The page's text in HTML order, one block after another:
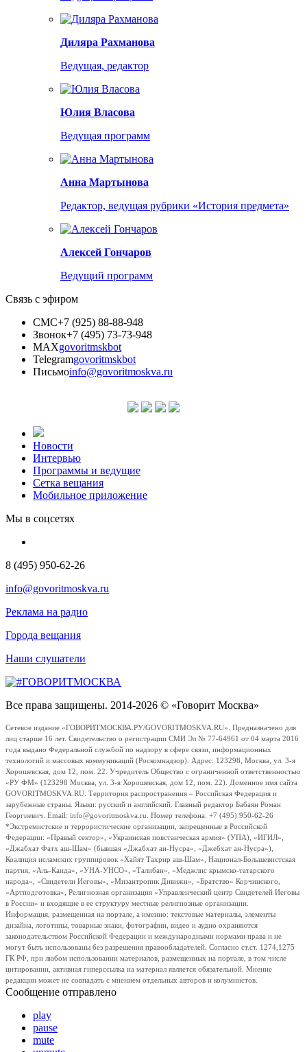
Диляра Рахманова
Ведущая, редактор
Юлия Власова
Ведущая программ
Анна Мартынова
Редактор, ведущая рубрики «История предмета»
Алексей Гончаров
Ведущий программ
Связь с эфиром
СМС+7 (925) 88-88-948
Звонок+7 (495) 73-73-948
MAXgovoritmskbot
Telegramgovoritmskbot
Письмоinfo@govoritmoskva.ru
Новости
Интервью
Программы и ведущие
Сетка вещания
Мобильное приложение
Мы в соцсетях
8 (495) 950-62-26
info@govoritmoskva.ru
Реклама на радио
Города вещания
Наши слушатели
Все права защищены. 2014-2026 © «Говорит Москва»
Сетевое издание «ГОВОРИТМОСКВА.РУ/GOVORITMOSKVA.RU». Предназначено для
лиц старше 16 лет. Свидетельство о регистрации СМИ Эл № 77-64961 от 04 марта 2016
года выдано Федеральной службой по надзору в сфере связи, информационных
технологий и массовых коммуникаций (Роскомнадзор). Адрес: 123298, Москва, ул. 3-я
Хорошевская, дом 12, пом. 22. Учредитель Общество с ограниченной ответственностью
«РУ ФМ» (123298 Москва, ул. 3-я Хорошевская, дом 12, пом. 22). Доменное имя сайта
GOVORITMOSKVA.RU. Территория распространения – Российская Федерация и
зарубежные страны. Языки: русский и английский. Главный редактор Бабаян Роман
Георгиевич. Email: info@govoritmoskva.ru. Номер телефона: +7 (495) 950-62-26
*Экстремистские и террористические организации, запрещенные в Российской
Федерации: «Правый сектор», «Украинская повстанческая армия» (УПА), «ИГИЛ»,
«Джабхат Фатх аш-Шам» (бывшая «Джабхат ан-Нусра», «Джебхат ан-Нусра»),
Коалиция исламских группировок «Хайят Тахрир аш-Шам», Национал-Большевистская
партия, «Аль-Каида», «УНА-УНСО», «Талибан», «Меджлис крымско-татарского
народа», «Свидетели Иеговы», «Мизантропик Дивижн», «Братство» Корчинского,
«Артподготовка», Религиозная организация «Управленческий центр Свидетелей Иеговы
в России» и входящие в ее структуру местные религиозные организации.
Информация, размещенная на портале, а именно: текстовые материалы, элементы
дизайна, логотипы, товарные знаки, фотографии, видео и аудио охраняются
законодательством Российской Федерации и международными нормами права и не
могут быть использованы без разрешения правообладателей. Согласно ст.ст. 1274,1275
ГК РФ, при любом использовании материалов, размещенных на портале, в том числе
цитировании, активная гиперссылка на материал является обязательной. Мнение
редакции может не совпадать с мнением отдельных авторов и колумнистов.
Сообщение отправлено
play
pause
mute